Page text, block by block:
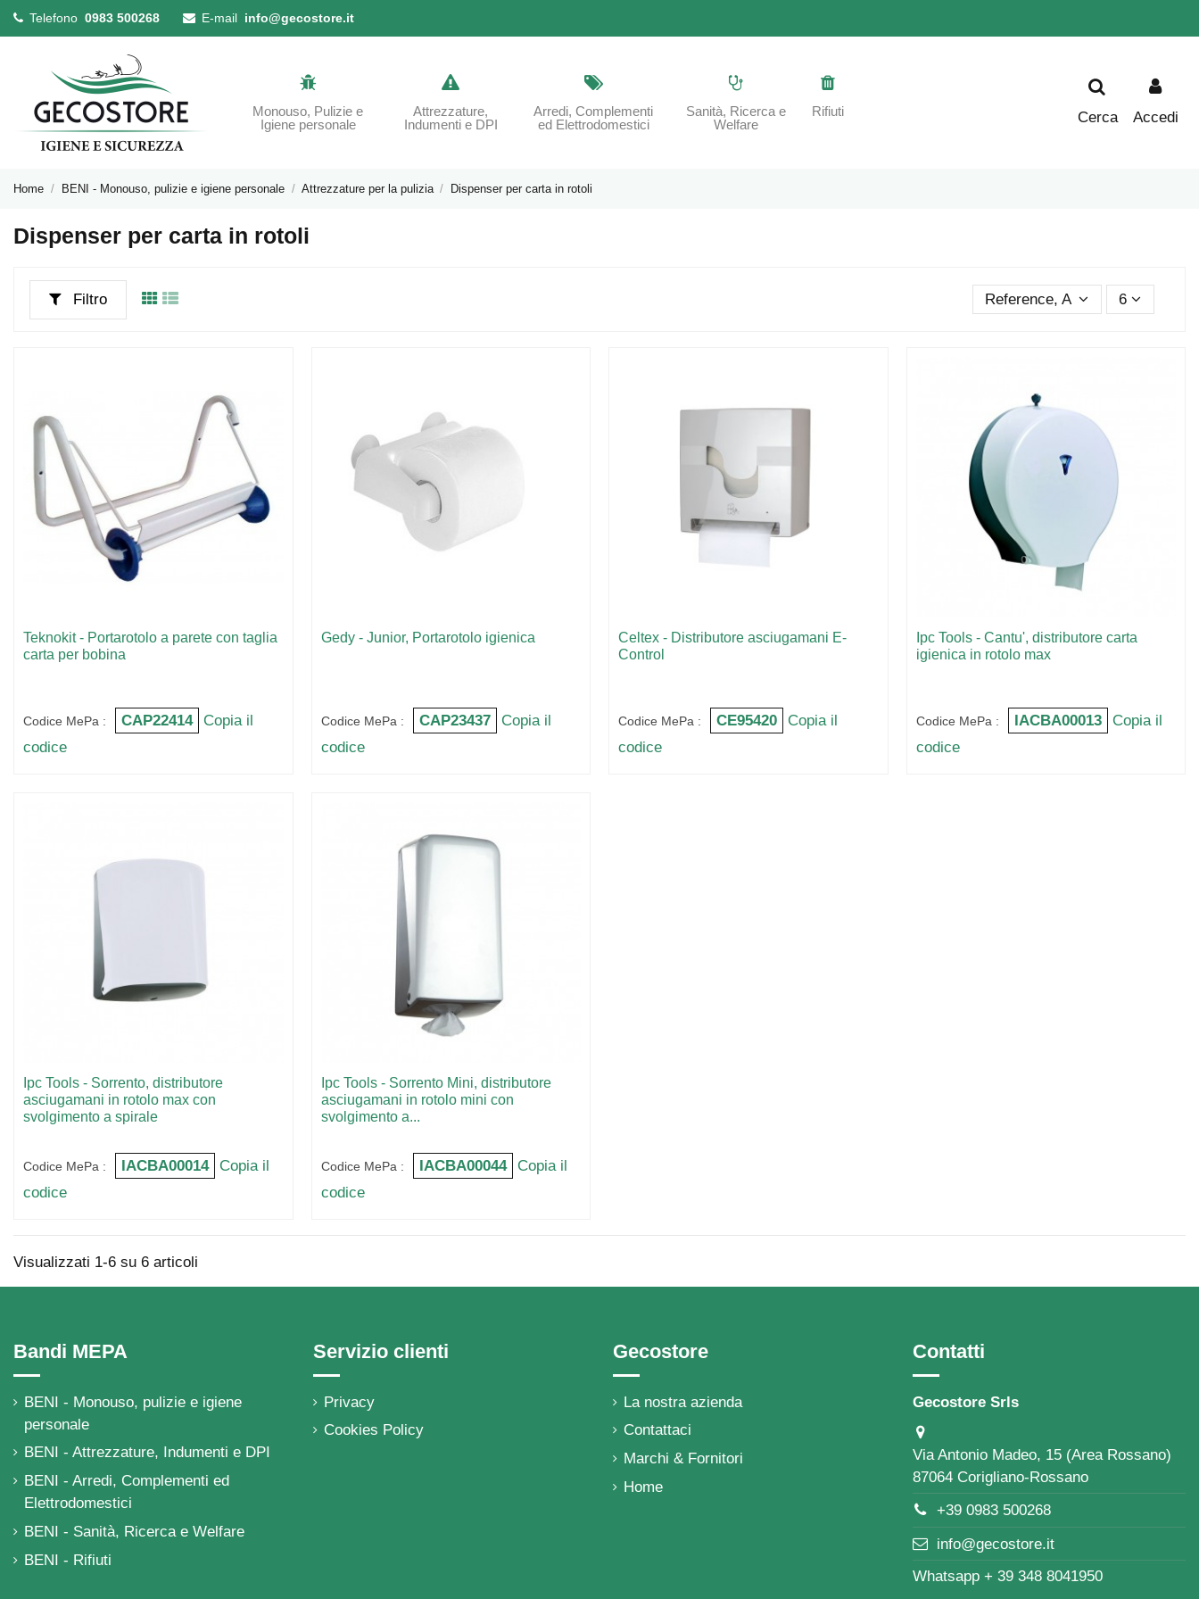
Telefono 0983 500268 E-mail info@gecostore.it
Monouso, Pulizie e
Igiene personale
Attrezzature,
Indumenti e DPI
Arredi, Complementi
ed Elettrodomestici
Sanità, Ricerca e
Welfare
Rifiuti Cerca Accedi
Home BENI - Monouso, pulizie e igiene personale Attrezzature per la pulizia Dispenser per carta in rotoli
Dispenser per carta in rotoli
Filtro Reference, A to Z 6
Teknokit - Portarotolo a parete con taglia
carta per bobina
Codice MePa : CAP22414
Copia il
codice
Gedy - Junior, Portarotolo igienica
Codice MePa : CAP23437
Copia il
codice
Celtex - Distributore asciugamani E-
Control
Codice MePa : CE95420
Copia il
codice
Ipc Tools - Cantu', distributore carta
igienica in rotolo max
Codice MePa : IACBA00013
Copia il
codice
Ipc Tools - Sorrento, distributore
asciugamani in rotolo max con
svolgimento a spirale
Codice MePa : IACBA00014
Copia il
codice
Ipc Tools - Sorrento Mini, distributore
asciugamani in rotolo mini con
svolgimento a...
Codice MePa : IACBA00044
Copia il
codice
Visualizzati 1-6 su 6 articoli
Bandi MEPA
BENI - Monouso, pulizie e igiene
personale
BENI - Attrezzature, Indumenti e DPI
BENI - Arredi, Complementi ed
Elettrodomestici
BENI - Sanità, Ricerca e Welfare
BENI - Rifiuti
Servizio clienti
Privacy
Cookies Policy
Gecostore
La nostra azienda
Contattaci
Marchi & Fornitori
Home
Contatti
Gecostore Srls
Via Antonio Madeo, 15 (Area Rossano)
87064 Corigliano-Rossano
+39 0983 500268
info@gecostore.it
Whatsapp + 39 348 8041950